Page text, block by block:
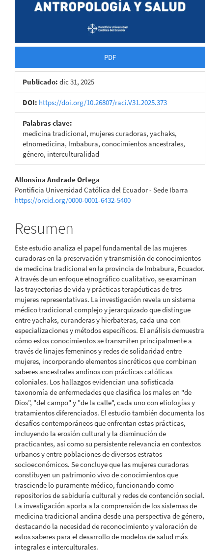
PDF
Publicado: dic 31, 2025
DOI: https://doi.org/10.26807/raci.V31.2025.373
Palabras clave:
medicina tradicional, mujeres curadoras, yachaks,
etnomedicina, Imbabura, conocimientos ancestrales,
género, interculturalidad
Contenido
principal
artículo
Alfonsina Andrade Ortega
Pontificia Universidad Católica del Ecuador - Sede Ibarra
https://orcid.org/0000-0001-6432-5400
Resumen
Este estudio analiza el papel fundamental de las mujeres
curadoras en la preservación y transmisión de conocimientos
de medicina tradicional en la provincia de Imbabura, Ecuador.
A través de un enfoque etnográfico cualitativo, se examinan
las trayectorias de vida y prácticas terapéuticas de tres
mujeres representativas. La investigación revela un sistema
médico tradicional complejo y jerarquizado que distingue
entre yachaks, curanderas y hierbateras, cada una con
especializaciones y métodos específicos. El análisis demuestra
cómo estos conocimientos se transmiten principalmente a
través de linajes femeninos y redes de solidaridad entre
mujeres, incorporando elementos sincréticos que combinan
saberes ancestrales andinos con prácticas católicas
coloniales. Los hallazgos evidencian una sofisticada
taxonomía de enfermedades que clasifica los males en "de
Dios", "del campo" y "de la calle", cada uno con etiologías y
tratamientos diferenciados. El estudio también documenta los
desafíos contemporáneos que enfrentan estas prácticas,
incluyendo la erosión cultural y la disminución de
practicantes, así como su persistente relevancia en contextos
urbanos y entre poblaciones de diversos estratos
socioeconómicos. Se concluye que las mujeres curadoras
constituyen un patrimonio vivo de conocimientos que
trasciende lo puramente médico, funcionando como
repositorios de sabiduría cultural y redes de contención social.
La investigación aporta a la comprensión de los sistemas de
medicina tradicional andina desde una perspectiva de género,
destacando la necesidad de reconocimiento y valoración de
estos saberes para el desarrollo de modelos de salud más
integrales e interculturales.